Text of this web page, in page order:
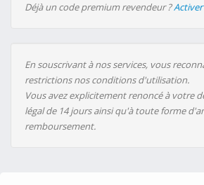
Déjà un code premium revendeur ?
En souscrivant à nos services, vous
restrictions nos conditions d'utilisation.
Vous avez explicitement renoncé à votre
légal de 14 jours ainsi qu'à toute forme
remboursement.